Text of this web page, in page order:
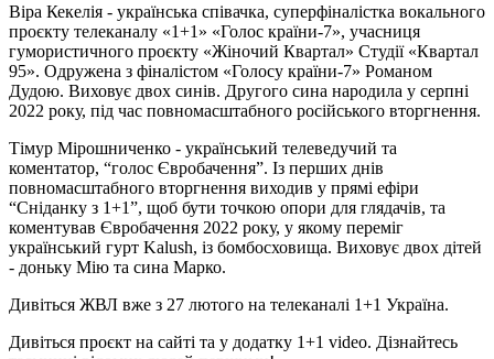
Віра Кекелія - українська співачка, суперфіналістка вокального
проєкту телеканалу «1+1» «Голос країни-7», учасниця
гумористичного проєкту «Жіночий Квартал» Студії «Квартал
95». Одружена з фіналістом «Голосу країни-7» Романом
Дудою. Виховує двох синів. Другого сина народила у серпні
2022 року, під час повномасштабного російського вторгнення.
Тімур Мірошниченко - український телеведучий та
коментатор, “голос Євробачення”. Із перших днів
повномасштабного вторгнення виходив у прямі ефіри
“Сніданку з 1+1”, щоб бути точкою опори для глядачів, та
коментував Євробачення 2022 року, у якому переміг
український гурт Kalush, із бомбосховища. Виховує двох дітей
- доньку Мію та сина Марко.
Дивіться ЖВЛ вже з 27 лютого на телеканалі 1+1 Україна.
Дивіться проєкт на сайті та у додатку 1+1 video. Дізнайтесь